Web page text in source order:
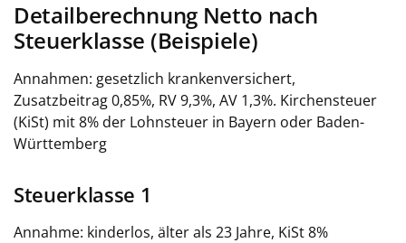
Detailberechnung Netto nach
Steuerklasse (Beispiele)
Annahmen: gesetzlich krankenversichert,
Zusatzbeitrag 0,85%, RV 9,3%, AV 1,3%. Kirchensteuer
(KiSt) mit 8% der Lohnsteuer in Bayern oder Baden-
Württemberg
Steuerklasse 1
Annahme: kinderlos, älter als 23 Jahre, KiSt 8%